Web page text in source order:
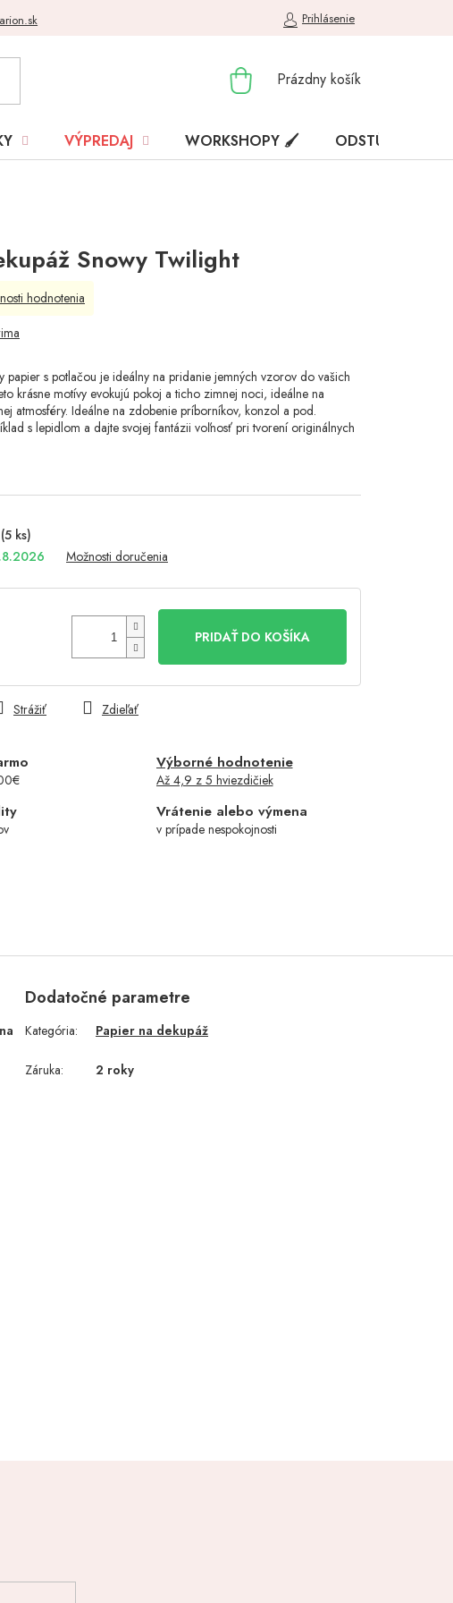
Prihlásenie
NÁKUPNÝ
Prázdny košík
VÝPREDAJ WORKSHOPY 🖌️ ODSTÚPENIE
Snowy Twilight
(5 ks)
Možnosti doručenia
PRIDAŤ DO KOŠÍKA
Výborné hodnotenie
Až 4,9 z 5 hviezdičiek
Vrátenie alebo výmena
v prípade nespokojnosti
papier s potlačou je ideálny na pridanie jemných vzorov do vašich
krásne motívy evokujú pokoj a ticho zimnej noci, ideálne na
atmosféry. Ideálne na zdobenie príborníkov, konzol a pod.
s lepidlom a dajte svojej fantázii voľnosť pri tvorení originálnych
Strážiť Zdieľať
hodnotenia
Dodatočné parametre
Kategória: Papier na dekupáž
Záruka: 2 roky